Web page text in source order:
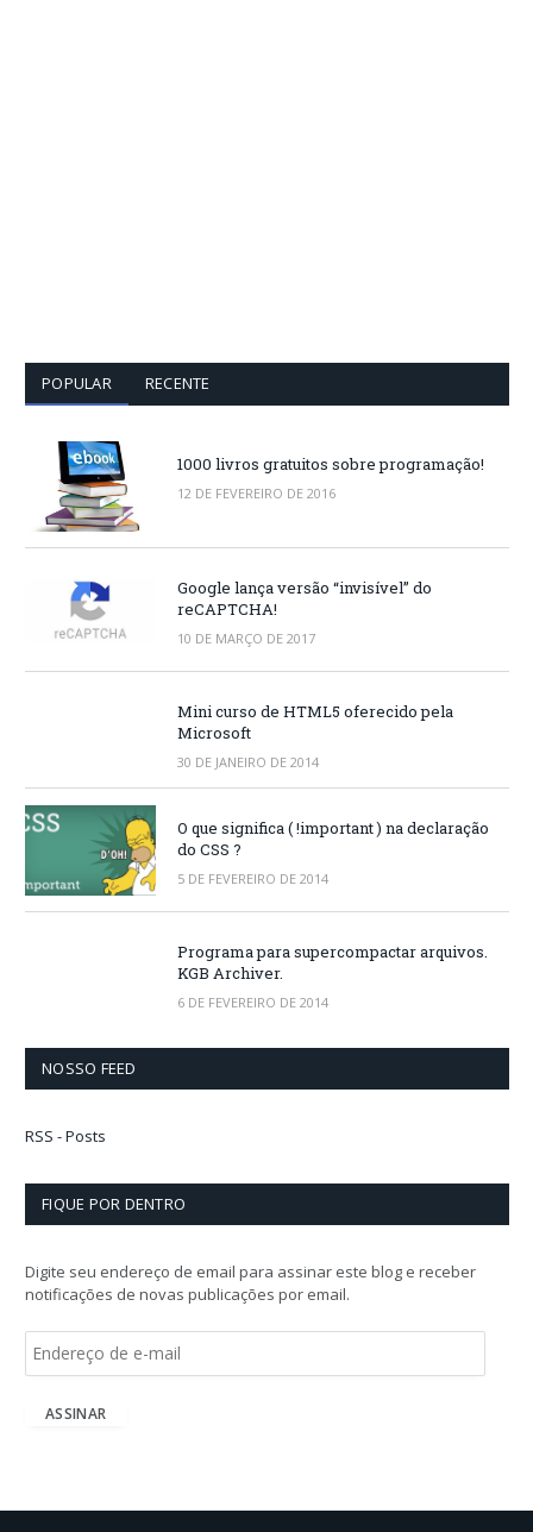
POPULAR RECENTE
1000 livros gratuitos sobre programação!
12 DE FEVEREIRO DE 2016
Google lança versão “invisível” do
reCAPTCHA!
10 DE MARÇO DE 2017
Mini curso de HTML5 oferecido pela
Microsoft
30 DE JANEIRO DE 2014
O que significa ( !important ) na declaração
do CSS ?
5 DE FEVEREIRO DE 2014
Programa para supercompactar arquivos.
KGB Archiver.
6 DE FEVEREIRO DE 2014
NOSSO FEED
RSS - Posts
FIQUE POR DENTRO
Digite seu endereço de email para assinar este blog e receber
notificações de novas publicações por email.
ASSINAR